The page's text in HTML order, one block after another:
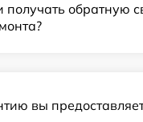
обратную
вы